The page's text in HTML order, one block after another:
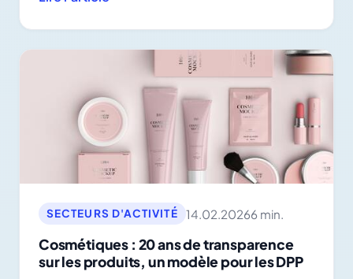
SECTEURS D'ACTIVITÉ 14.02.20266 min.
Cosmétiques : 20 ans de transparence
sur les produits, un modèle pour les DPP